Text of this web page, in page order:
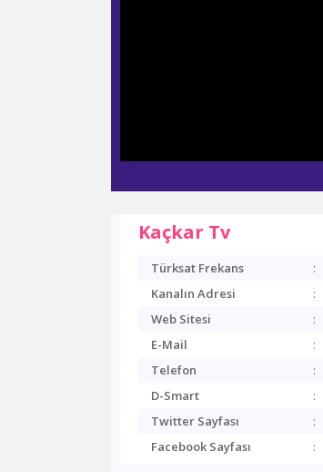
Kaçkar Tv
Türksat Frekans :
Kanalın Adresi
:
Web Sitesi
:
E-Mail
:
Telefon
:
D-Smart
:
Twitter Sayfası
:
Facebook Sayfası
: